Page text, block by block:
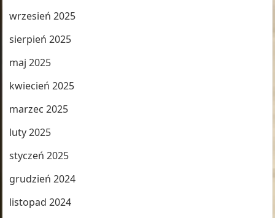
wrzesień 2025
sierpień 2025
maj 2025
kwiecień 2025
marzec 2025
luty 2025
styczeń 2025
grudzień 2024
listopad 2024